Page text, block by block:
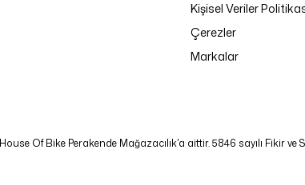
Kişisel Veriler
Çerezler
Markalar
Of Bike Perakende Mağazacılık'a aittir. 5846 sayılı Fikir